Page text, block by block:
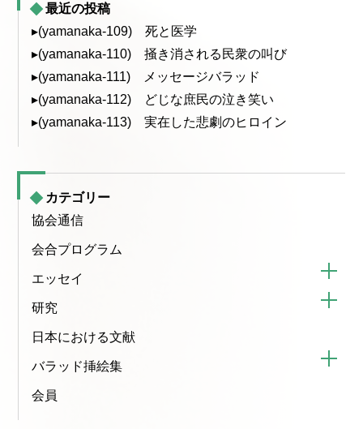
最近の投稿
▸(yamanaka-109) 死と医学
▸(yamanaka-110) 掻き消される民衆の叫び
▸(yamanaka-111) メッセージバラッド
▸(yamanaka-112) どじな庶民の泣き笑い
▸(yamanaka-113) 実在した悲劇のヒロイン
カテゴリー
協会通信
会合プログラム
エッセイ
研究
日本における文献
バラッド挿絵集
会員